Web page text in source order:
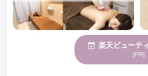
楽天ビューテ
[PR]